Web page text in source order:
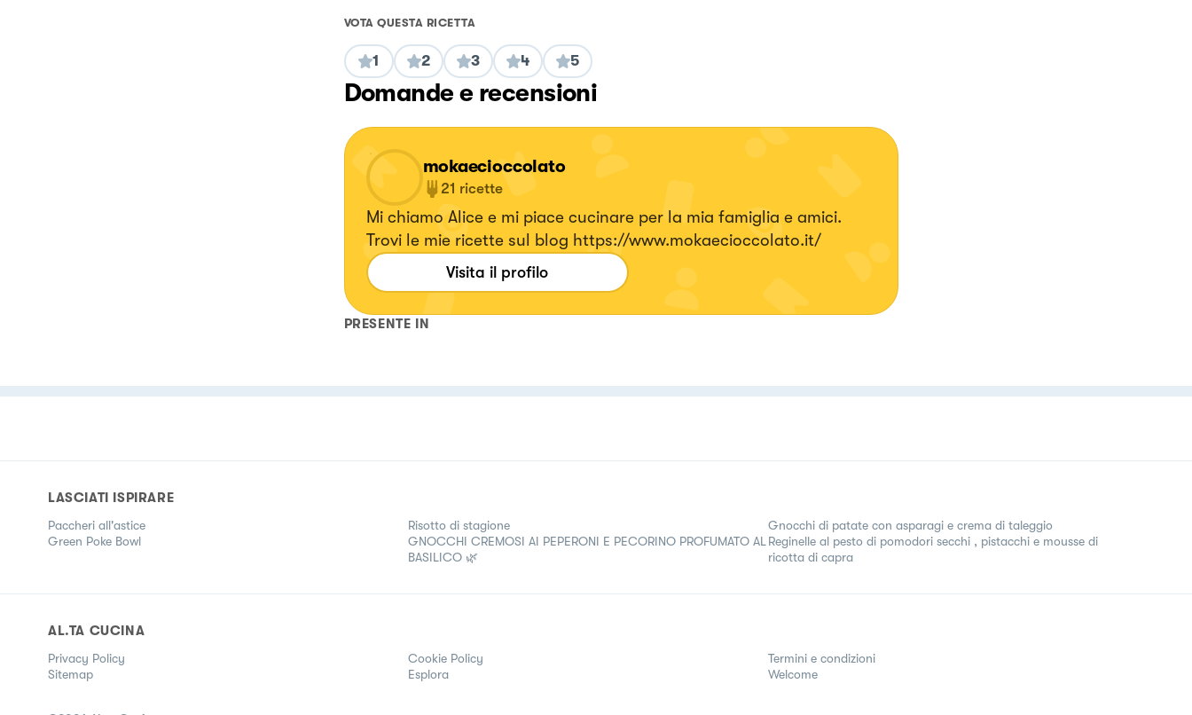
VOTA QUESTA RICETTA
1 2 3 4 5
Domande e recensioni
mokaecioccolato
21 ricette
Mi chiamo Alice e mi piace cucinare per la mia famiglia e amici.
Trovi le mie ricette sul blog https://www.mokaecioccolato.it/
Visita il profilo
PRESENTE IN
LASCIATI ISPIRARE
Paccheri all'astice
Green Poke Bowl
Risotto di stagione
GNOCCHI CREMOSI AI PEPERONI E PECORINO PROFUMATO AL
BASILICO 🌿
Gnocchi di patate con asparagi e crema di taleggio
Reginelle al pesto di pomodori secchi , pistacchi e mousse di
ricotta di capra
AL.TA CUCINA
Privacy Policy Cookie Policy
Termini e condizioni
Sitemap
Esplora Welcome